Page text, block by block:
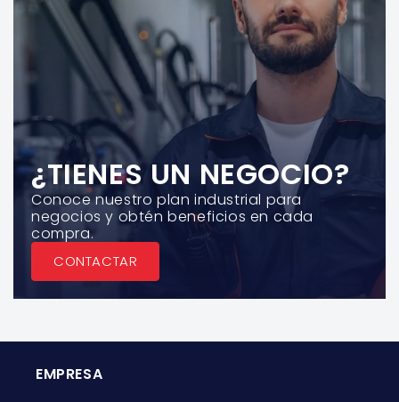
¿TIENES UN NEGOCIO?
Conoce nuestro plan industrial para
negocios y obtén beneficios en cada
compra.
CONTACTAR
EMPRESA